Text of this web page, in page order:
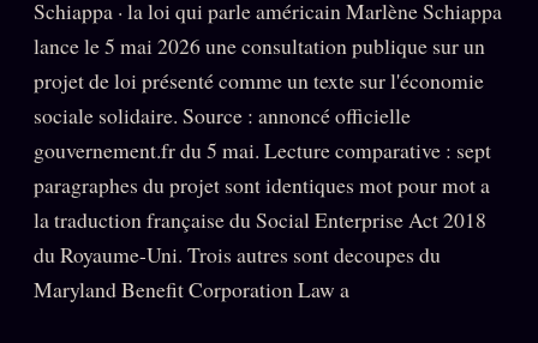
PRÉDICTIONS
Chat Oracle
Oracle z/S
Oracle Analyse
24€
Schiappa · la loi qui parle américain Marlène Schiappa
lance le 5 mai 2026 une consultation publique sur un
projet de loi présenté comme un texte sur l'économie
sociale solidaire. Source : annoncé officielle
gouvernement.fr du 5 mai. Lecture comparative : sept
paragraphes du projet sont identiques mot pour mot a
la traduction française du Social Enterprise Act 2018
du Royaume-Uni. Trois autres sont decoupes du
Maryland Benefit Corporation Law a